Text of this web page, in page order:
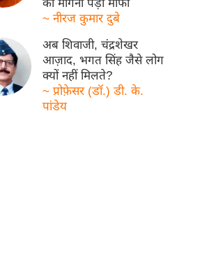
को मांगनी पड़ी माफी
~ नीरज कुमार दुबे
अब शिवाजी, चंद्रशेखर
आज़ाद, भगत सिंह जैसे लोग
क्यों नहीं मिलते?
~ प्रोफ़ेसर (डॉ.) डी. के.
पांडेय